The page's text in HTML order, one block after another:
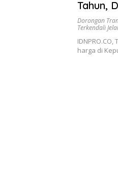
Tahun,
Jadi
Dorongan
Terkendali
harga di